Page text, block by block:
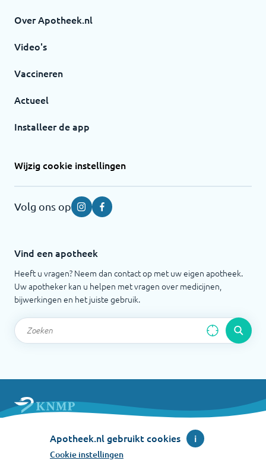
Over Apotheek.nl
Video's
Vaccineren
Actueel
Installeer de app
Wijzig cookie instellingen
Volg ons op InstagramFacebook
Vind een apotheek
Heeft u vragen? Neem dan contact op met uw eigen apotheek.
Uw apotheker kan u helpen met vragen over medicijnen,
bijwerkingen en het juiste gebruik.
Nederlandse Maatschappij ter bevordering der
Pharmacie
Apotheek.nl gebruikt cookies i
Cookie instellingen